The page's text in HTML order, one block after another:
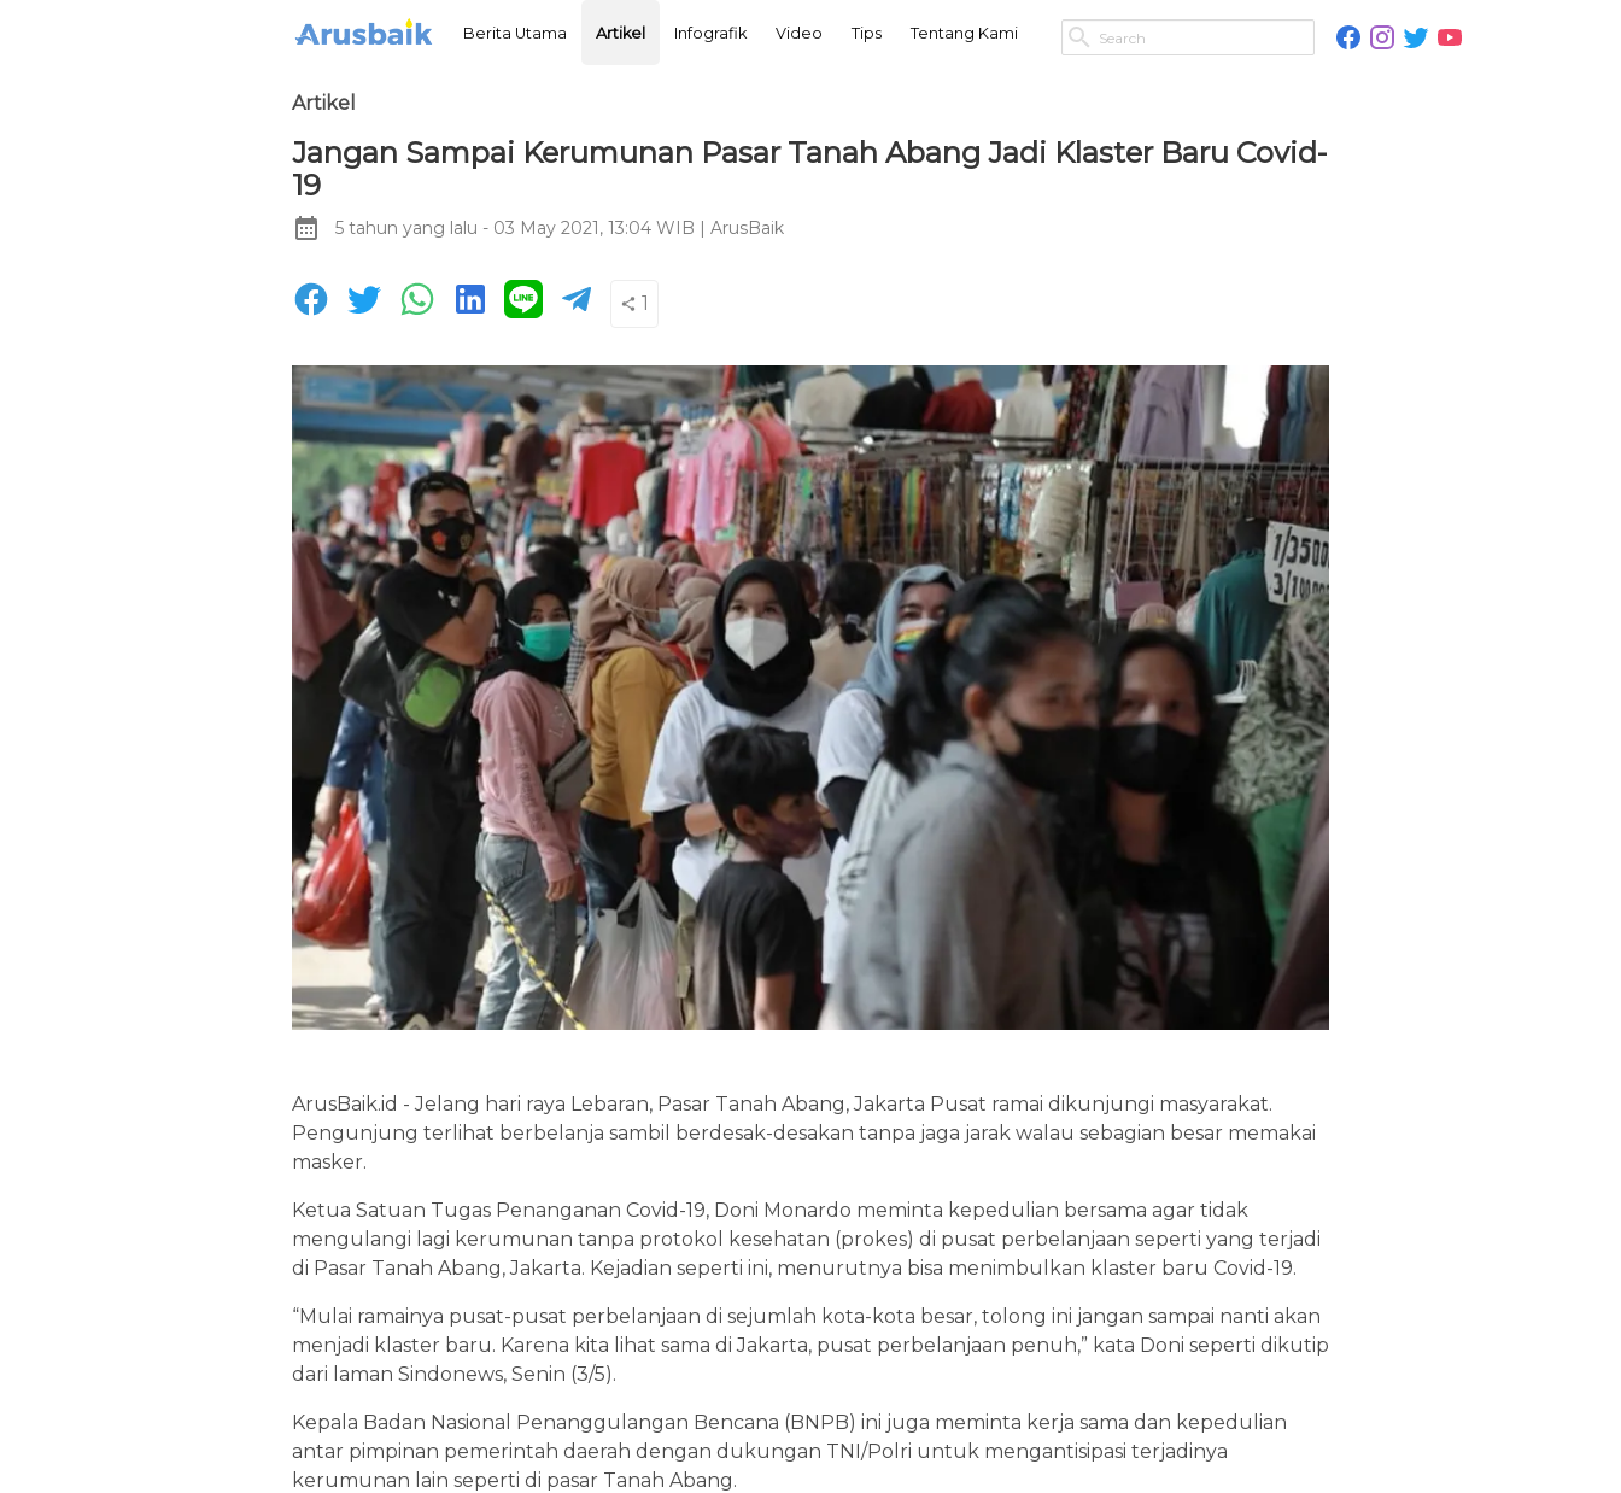
Berita Utama Artikel Infografik Video Tips Tentang Kami
Artikel
Jangan Sampai Kerumunan Pasar Tanah Abang Jadi Klaster Baru Covid-
19
5 tahun yang lalu - 03 May 2021, 13:04 WIB ArusBaik
1
ArusBaik.id - Jelang hari raya Lebaran, Pasar Tanah Abang, Jakarta Pusat ramai dikunjungi masyarakat.
Pengunjung terlihat berbelanja sambil berdesak-desakan tanpa jaga jarak walau sebagian besar memakai
masker.
Ketua Satuan Tugas Penanganan Covid-19, Doni Monardo meminta kepedulian bersama agar tidak
mengulangi lagi kerumunan tanpa protokol kesehatan (prokes) di pusat perbelanjaan seperti yang terjadi
di Pasar Tanah Abang, Jakarta. Kejadian seperti ini, menurutnya bisa menimbulkan klaster baru Covid-19.
“Mulai ramainya pusat-pusat perbelanjaan di sejumlah kota-kota besar, tolong ini jangan sampai nanti akan
menjadi klaster baru. Karena kita lihat sama di Jakarta, pusat perbelanjaan penuh,” kata Doni seperti dikutip
dari laman Sindonews, Senin (3/5).
Kepala Badan Nasional Penanggulangan Bencana (BNPB) ini juga meminta kerja sama dan kepedulian
antar pimpinan pemerintah daerah dengan dukungan TNI/Polri untuk mengantisipasi terjadinya
kerumunan lain seperti di pasar Tanah Abang.